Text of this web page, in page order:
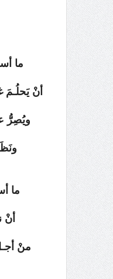
ما
أنْ يَحلُـمَ
ويُصِرُّ
ما
أنْ
منْ